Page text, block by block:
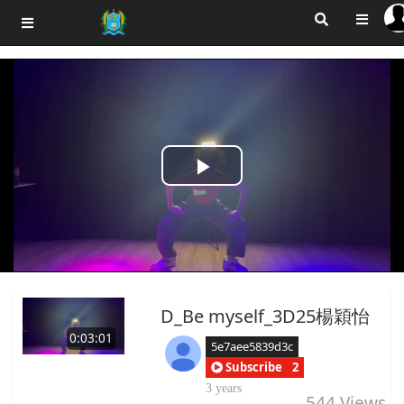
Play
Video
0:03:01
D_Be myself_3D25楊穎怡
5e7aee5839d3c
Subscribe
2
3 years